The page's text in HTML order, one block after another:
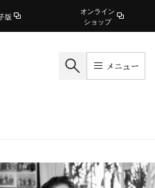
版
オンライン
ショップ
メニュー